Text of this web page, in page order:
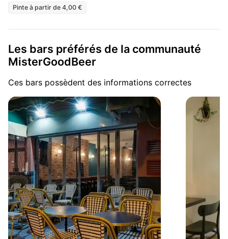
Pinte à partir de 4,00 €
Les bars préférés de la communauté
MisterGoodBeer
Ces bars possèdent des informations correctes